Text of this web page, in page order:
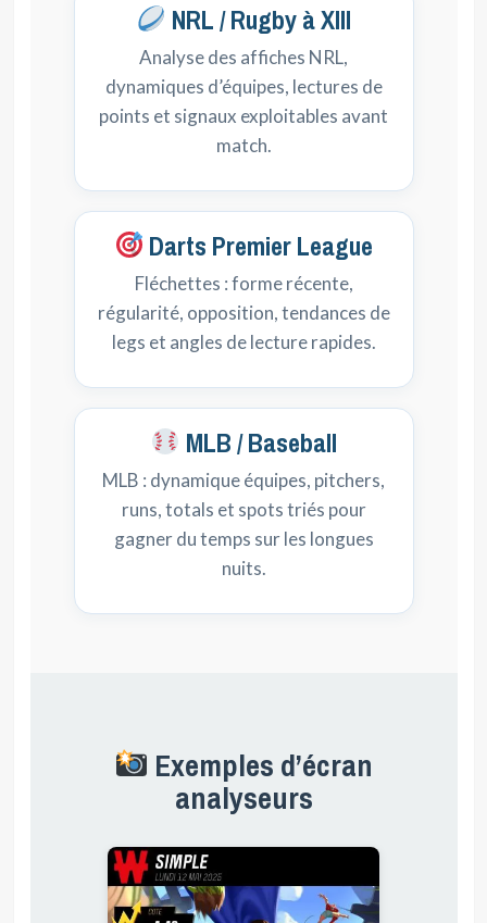
NRL / Rugby à XIII
Analyse des affiches NRL,
dynamiques d’équipes, lectures de
points et signaux exploitables avant
match.
Darts Premier League
Fléchettes : forme récente,
régularité, opposition, tendances de
legs et angles de lecture rapides.
MLB / Baseball
MLB : dynamique équipes, pitchers,
runs, totals et spots triés pour
gagner du temps sur les longues
nuits.
Exemples d’écran
analyseurs